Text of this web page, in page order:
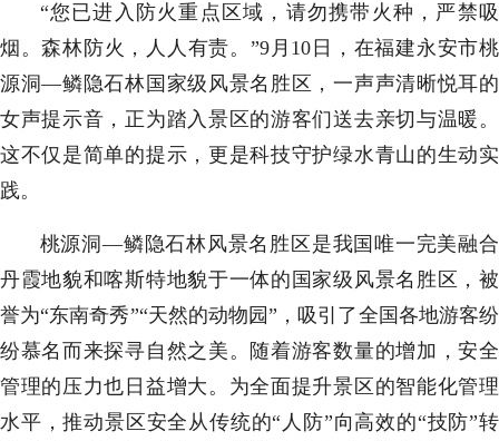
“您已进入防火重点区域，请勿携带火种，严禁吸
烟。森林防火，人人有责。”9月10日，在福建永安市桃
源洞—鳞隐石林国家级风景名胜区，一声声清晰悦耳的
女声提示音，正为踏入景区的游客们送去亲切与温暖。
这不仅是简单的提示，更是科技守护绿水青山的生动实
践。
桃源洞—鳞隐石林风景名胜区是我国唯一完美融合
丹霞地貌和喀斯特地貌于一体的国家级风景名胜区，被
誉为“东南奇秀”“天然的动物园”，吸引了全国各地游客纷
纷慕名而来探寻自然之美。随着游客数量的增加，安全
管理的压力也日益增大。为全面提升景区的智能化管理
水平，推动景区安全从传统的“人防”向高效的“技防”转